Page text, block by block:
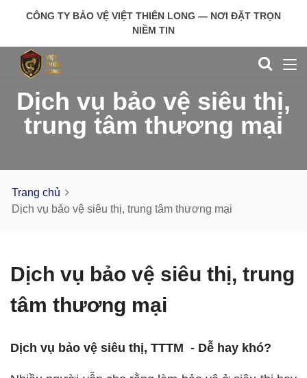
CÔNG TY BẢO VỆ VIỆT THIÊN LONG — NƠI ĐẶT TRỌN
NIỀM TIN
Dịch vụ bảo vệ siêu thị,
trung tâm thương mại
Trang chủ
Dịch vụ bảo vệ siêu thị, trung tâm thương mại
Dịch vụ bảo vệ siêu thị, trung
tâm thương mại
Dịch vụ bảo vệ siêu thị, TTTM - Dễ hay khó?